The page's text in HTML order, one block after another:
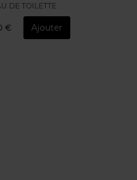
DE TOILETTE
€ Ajouter